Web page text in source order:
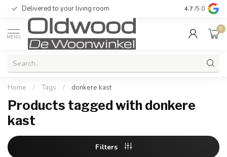
Delivered to your living room Quality &
4.7 /5.0
MENU
0
Home / Tags / donkere kast
Products tagged with donkere
kast
Filters